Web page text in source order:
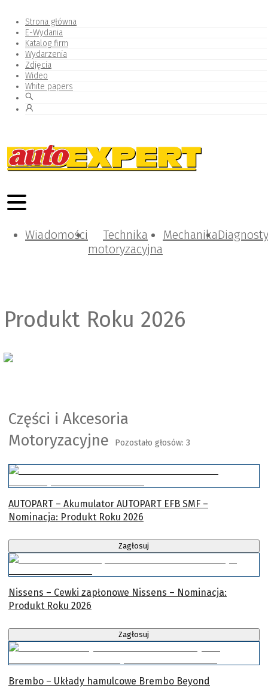
Strona główna
E-Wydania
Katalog firm
Wydarzenia
Zdjęcia
Wideo
White papers
Wiadomości
Technika
motoryzacyjna
Mechanika
Produkt Roku 2026
Części i Akcesoria
Motoryzacyjne
Pozostało głosów: 3
AUTOPART – Akumulator AUTOPART EFB SMF –
Nominacja: Produkt Roku 2026
Zagłosuj
Nissens – Cewki zapłonowe Nissens – Nominacja:
Produkt Roku 2026
Zagłosuj
Brembo – Układy hamulcowe Brembo Beyond